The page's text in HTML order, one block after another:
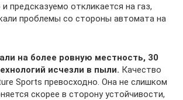
предсказуемо откликается на газ,
проблемы со стороны автомата на
на более ровную местность, 30
исчезли в пыли. Качество
Sports превосходно. Она не слишком
скорее в сторону устойчивости,